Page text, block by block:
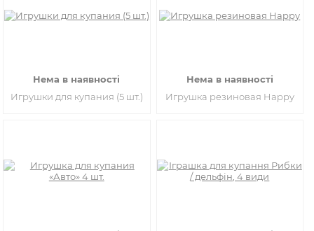
Нема в наявності
Игрушки для купания (5 шт.)
Нема в наявності
Игрушка резиновая Happy